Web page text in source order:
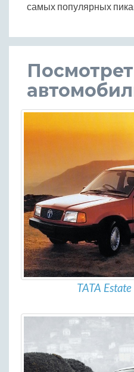
самых популярных
TATA